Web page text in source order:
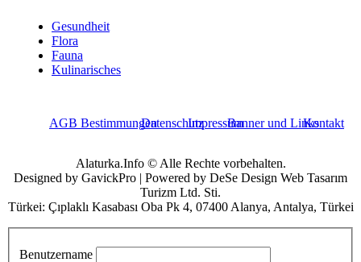
Gesundheit
Flora
Fauna
Kulinarisches
AGB BestimmungenDatenschutzImpressumBanner und LinksKontakt
Alaturka.Info © Alle Rechte vorbehalten.
Designed by GavickPro | Powered by DeSe Design Web Tasarım
Turizm Ltd. Sti.
Türkei: Çıplaklı Kasabası Oba Pk 4, 07400 Alanya, Antalya, Türkei
Benutzername